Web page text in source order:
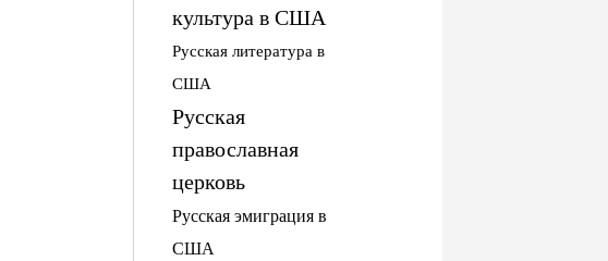
культура в США
Русская литература в
США
Русская
православная
церковь
Русская эмиграция в
США